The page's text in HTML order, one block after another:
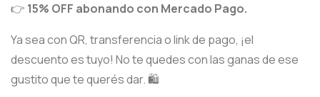
👉 15% OFF abonando con Mercado Pago.
Ya sea con QR, transferencia o link de pago, ¡el
descuento es tuyo! No te quedes con las ganas de ese
gustito que te querés dar. 🛍️